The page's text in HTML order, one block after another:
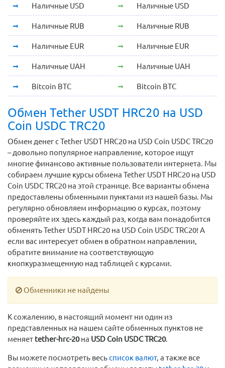
Наличные USD Наличные USD
Наличные RUB Наличные RUB
Наличные EUR Наличные EUR
Наличные UAH Наличные UAH
Bitcoin BTC Bitcoin BTC
Обмен Tether USDT HRC20 на USD
Coin USDC TRC20
Обмен денег с Tether USDT HRC20 на USD Coin USDC TRC20
– довольно популярное направление, которое ищут
многие финансово активные пользователи интернета. Мы
собираем лучшие курсы обмена Tether USDT HRC20 на USD
Coin USDC TRC20 на этой странице. Все варианты обмена
предоставлены обменными пунктами из нашей базы. Мы
регулярно обновляем информацию о курсах, поэтому
проверяйте их здесь каждый раз, когда вам понадобится
обменять Tether USDT HRC20 на USD Coin USDC TRC20! А
если вас интересует обмен в обратном направлении,
обратите внимание на соответствующую
кнопкуразмещенную над таблицей с курсами.
Обменники не найдены
К сожалению, в настоящий момент ни один из
представленных на нашем сайте обменных пунктов не
меняет tether-hrc-20на USD Coin USDC TRC20.
Вы можете посмотреть весьсписок валют, а также все